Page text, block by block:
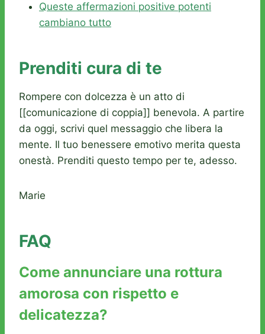
Queste affermazioni positive potenti
cambiano tutto
Prenditi cura di te
Rompere con dolcezza è un atto di
[[comunicazione di coppia]] benevola. A partire
da oggi, scrivi quel messaggio che libera la
mente. Il tuo benessere emotivo merita questa
onestà. Prenditi questo tempo per te, adesso.
Marie
FAQ
Come annunciare una rottura
amorosa con rispetto e
delicatezza?